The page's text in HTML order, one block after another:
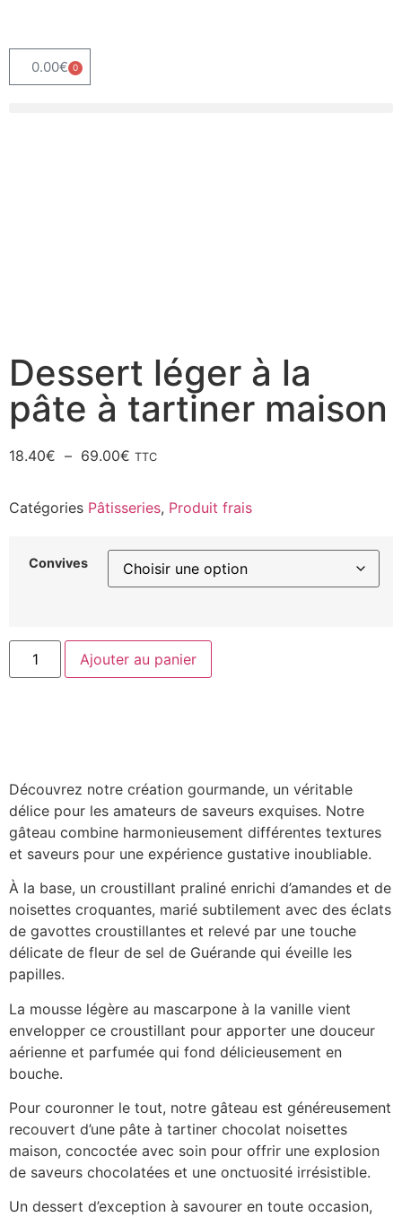
0.00€ 0
Dessert léger à la
pâte à tartiner maison
18.40€ – 69.00€ TTC
Catégories Pâtisseries, Produit frais
Convives
Ajouter au panier
Découvrez notre création gourmande, un véritable
délice pour les amateurs de saveurs exquises. Notre
gâteau combine harmonieusement différentes textures
et saveurs pour une expérience gustative inoubliable.
À la base, un croustillant praliné enrichi d’amandes et de
noisettes croquantes, marié subtilement avec des éclats
de gavottes croustillantes et relevé par une touche
délicate de fleur de sel de Guérande qui éveille les
papilles.
La mousse légère au mascarpone à la vanille vient
envelopper ce croustillant pour apporter une douceur
aérienne et parfumée qui fond délicieusement en
bouche.
Pour couronner le tout, notre gâteau est généreusement
recouvert d’une pâte à tartiner chocolat noisettes
maison, concoctée avec soin pour offrir une explosion
de saveurs chocolatées et une onctuosité irrésistible.
Un dessert d’exception à savourer en toute occasion,